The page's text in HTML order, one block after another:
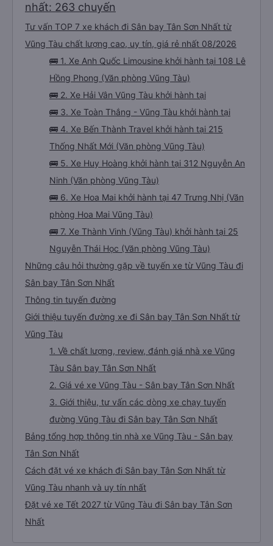
nhất: 263 chuyến
Tư vấn TOP 7 xe khách đi Sân bay Tân Sơn Nhất từ
Vũng Tàu chất lượng cao, uy tín, giá rẻ nhất 08/2026
🚌 1. Xe Anh Quốc Limousine khởi hành tại 108 Lê
Hồng Phong (Văn phòng Vũng Tàu)
🚌 2. Xe Hải Vân Vũng Tàu khởi hành tại
🚌 3. Xe Toàn Thắng - Vũng Tàu khởi hành tại
🚌 4. Xe Bến Thành Travel khởi hành tại 215
Thống Nhất Mới (Văn phòng Vũng Tàu)
🚌 5. Xe Huy Hoàng khởi hành tại 312 Nguyễn An
Ninh (Văn phòng Vũng Tàu)
🚌 6. Xe Hoa Mai khởi hành tại 47 Trưng Nhị (Văn
phòng Hoa Mai Vũng Tàu)
🚌 7. Xe Thành Vinh (Vũng Tàu) khởi hành tại 25
Nguyễn Thái Học (Văn phòng Vũng Tàu)
Những câu hỏi thường gặp về tuyến xe từ Vũng Tàu đi
Sân bay Tân Sơn Nhất
Thông tin tuyến đường
Giới thiệu tuyến đường xe đi Sân bay Tân Sơn Nhất từ
Vũng Tàu
1. Về chất lượng, review, đánh giá nhà xe Vũng
Tàu Sân bay Tân Sơn Nhất
2. Giá vé xe Vũng Tàu - Sân bay Tân Sơn Nhất
3. Giới thiệu, tư vấn các dòng xe chạy tuyến
đường Vũng Tàu đi Sân bay Tân Sơn Nhất
Bảng tổng hợp thông tin nhà xe Vũng Tàu - Sân bay
Tân Sơn Nhất
Cách đặt vé xe khách đi Sân bay Tân Sơn Nhất từ
Vũng Tàu nhanh và uy tín nhất
Đặt vé xe Tết 2027 từ Vũng Tàu đi Sân bay Tân Sơn
Nhất